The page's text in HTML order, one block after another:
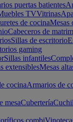
puertas batientes
TVVitrinas
de cocinaMesas
Cabeceros de
Sillas de escritorio
gaming
Sillas infantiles
extensiblesMesas
cocinaArmarios de
mesaCubertería
combi